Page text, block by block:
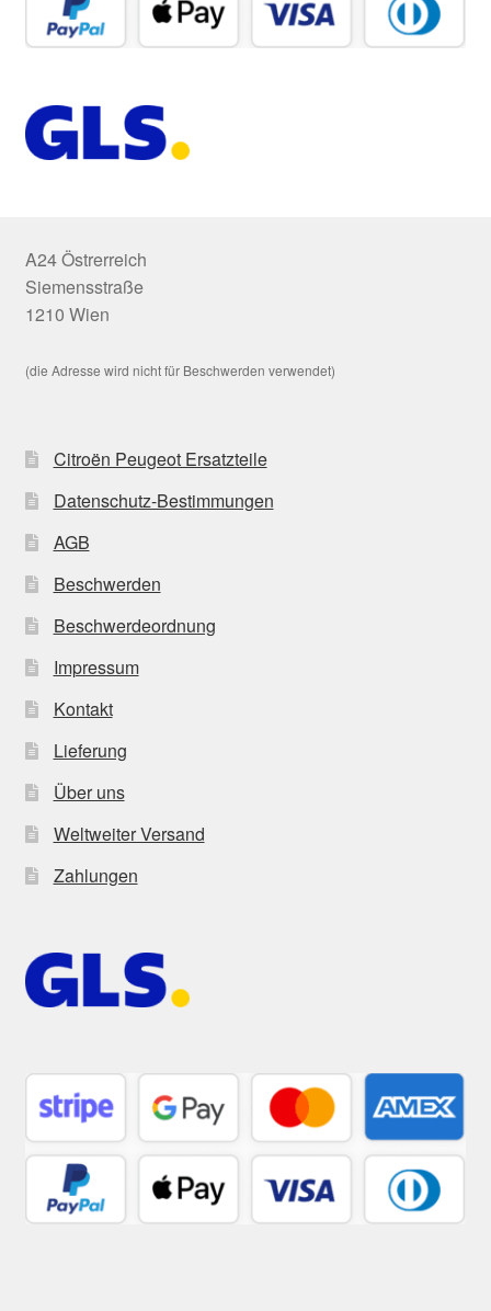
A24 Östrerreich
Siemensstraße
1210 Wien
(die Adresse wird nicht für Beschwerden verwendet)
Citroën Peugeot Ersatzteile
Datenschutz-Bestimmungen
AGB
Beschwerden
Beschwerdeordnung
Impressum
Kontakt
Lieferung
Über uns
Weltweiter Versand
Zahlungen